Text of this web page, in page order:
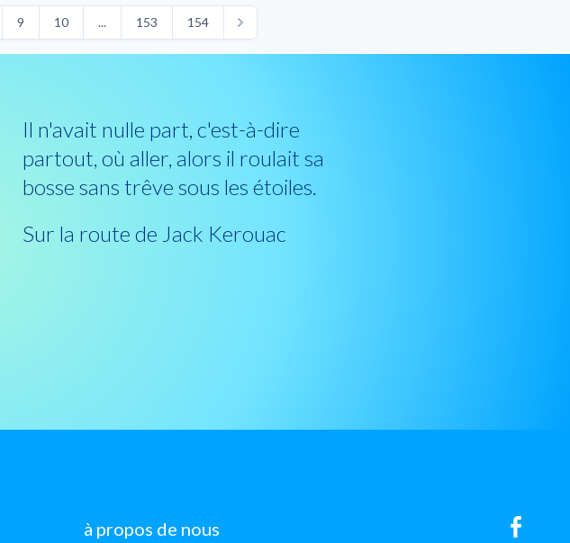
9 10 ... 153 154
Il n'avait nulle part, c'est-à-dire
partout, où aller, alors il roulait sa
bosse sans trêve sous les étoiles.
Sur la route de Jack Kerouac
à propos de nous